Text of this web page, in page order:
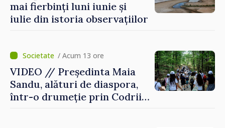
mai fierbinți luni iunie și
iulie din istoria observațiilor
/ Acum 13 ore
VIDEO // Președinta Maia
Sandu, alături de diaspora,
într-o drumeție prin Codrii